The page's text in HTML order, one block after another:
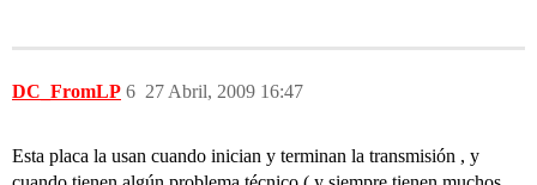
DC_FromLP 27 Abril, 2009 16:47
6
Esta placa la usan cuando inician y terminan la transmisión , y